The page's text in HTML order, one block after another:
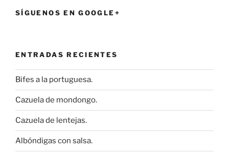
SÍGUENOS EN GOOGLE+
ENTRADAS RECIENTES
Bifes a la portuguesa.
Cazuela de mondongo.
Cazuela de lentejas.
Albóndigas con salsa.